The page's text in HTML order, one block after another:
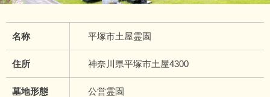
名称 平塚市土屋霊園
住所 神奈川県平塚市土屋4300
墓地形態 公営霊園